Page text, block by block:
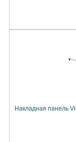
Накладная панель